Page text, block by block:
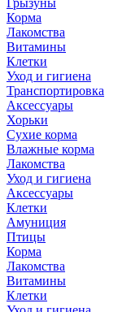
Грызуны
Корма
Лакомства
Витамины
Клетки
Уход и гигиена
Транспортировка
Аксессуары
Хорьки
Сухие корма
Влажные корма
Лакомства
Уход и гигиена
Аксессуары
Клетки
Амуниция
Птицы
Корма
Лакомства
Витамины
Клетки